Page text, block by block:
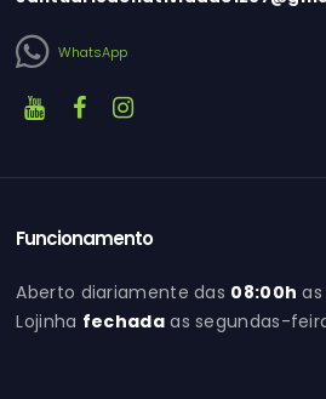
WhatsApp
Funcionamento
Aberto diariamente das 08:00h
Lojinha fechadaas segundas-